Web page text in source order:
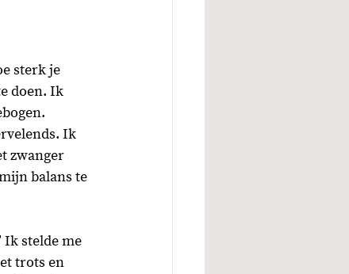
sterk je
doen. Ik
Ik
zwanger
balans te
Ik stelde me
trots en